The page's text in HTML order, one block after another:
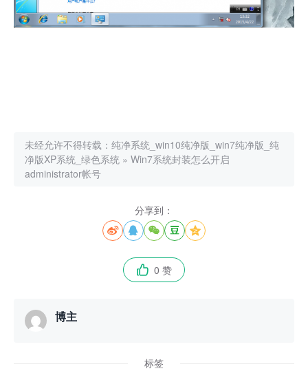
未经允许不得转载： 纯净系统_win10纯净版_win7纯净版_纯
净版XP系统_绿色系统 » Win7系统封装怎么开启
administrator帐号
分享到：
    
 0 赞
博主
标签